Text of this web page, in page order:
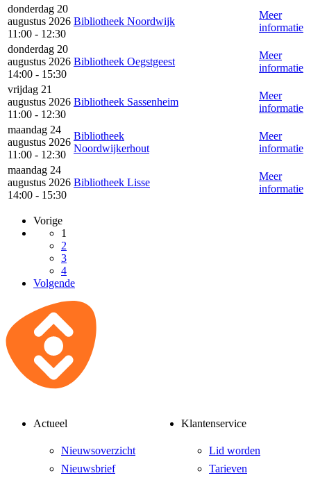
donderdag 20
augustus 2026
11:00 - 12:30
Bibliotheek Noordwijk
Meer
informatie
donderdag 20
augustus 2026
14:00 - 15:30
Bibliotheek Oegstgeest
Meer
informatie
vrijdag 21
augustus 2026
11:00 - 12:30
Bibliotheek Sassenheim
Meer
informatie
maandag 24
augustus 2026
11:00 - 12:30
Bibliotheek
Noordwijkerhout
Meer
informatie
maandag 24
augustus 2026
14:00 - 15:30
Bibliotheek Lisse
Meer
informatie
Vorige
1
2
3
4
Volgende
Actueel
Nieuwsoverzicht
Nieuwsbrief
Klantenservice
Lid worden
Tarieven